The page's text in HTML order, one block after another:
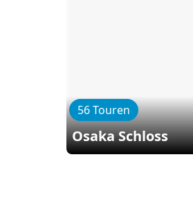
56 Touren
Osaka Schloss